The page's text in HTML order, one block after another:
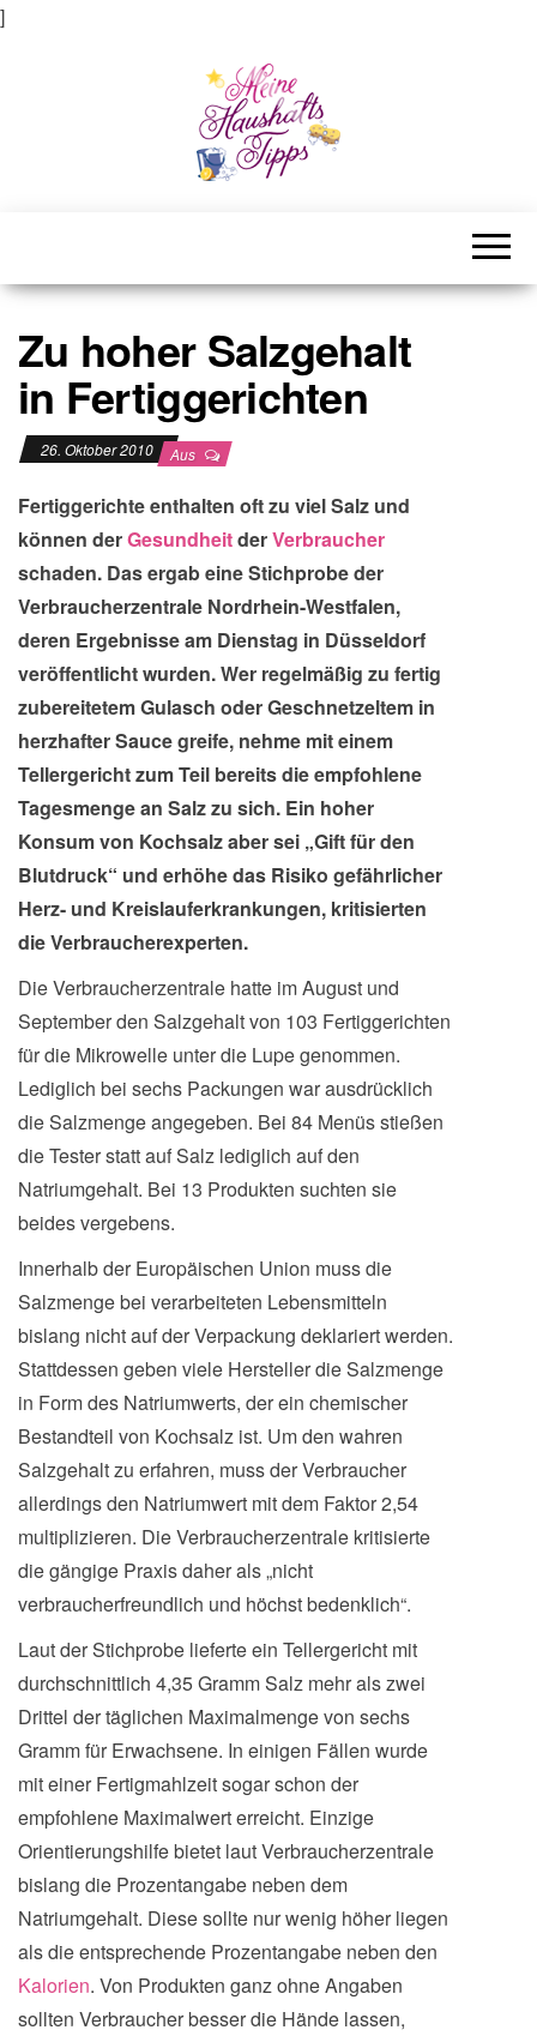
]
Zu hoher Salzgehalt
in Fertiggerichten
26. Oktober 2010 Aus
Fertiggerichte enthalten oft zu viel Salz und
können derGesundheitderVerbraucher
schaden. Das ergab eine Stichprobe der
Verbraucherzentrale Nordrhein-Westfalen,
deren Ergebnisse am Dienstag in Düsseldorf
veröffentlicht wurden. Wer regelmäßig zu fertig
zubereitetem Gulasch oder Geschnetzeltem in
herzhafter Sauce greife, nehme mit einem
Tellergericht zum Teil bereits die empfohlene
Tagesmenge an Salz zu sich. Ein hoher
Konsum von Kochsalz aber sei „Gift für den
Blutdruck“ und erhöhe das Risiko gefährlicher
Herz- und Kreislauferkrankungen, kritisierten
die Verbraucherexperten.
Die Verbraucherzentrale hatte im August und
September den Salzgehalt von 103 Fertiggerichten
für die Mikrowelle unter die Lupe genommen.
Lediglich bei sechs Packungen war ausdrücklich
die Salzmenge angegeben. Bei 84 Menüs stießen
die Tester statt auf Salz lediglich auf den
Natriumgehalt. Bei 13 Produkten suchten sie
beides vergebens.
Innerhalb der Europäischen Union muss die
Salzmenge bei verarbeiteten Lebensmitteln
bislang nicht auf der Verpackung deklariert werden.
Stattdessen geben viele Hersteller die Salzmenge
in Form des Natriumwerts, der ein chemischer
Bestandteil von Kochsalz ist. Um den wahren
Salzgehalt zu erfahren, muss der Verbraucher
allerdings den Natriumwert mit dem Faktor 2,54
multiplizieren. Die Verbraucherzentrale kritisierte
die gängige Praxis daher als „nicht
verbraucherfreundlich und höchst bedenklich“.
Laut der Stichprobe lieferte ein Tellergericht mit
durchschnittlich 4,35 Gramm Salz mehr als zwei
Drittel der täglichen Maximalmenge von sechs
Gramm für Erwachsene. In einigen Fällen wurde
mit einer Fertigmahlzeit sogar schon der
empfohlene Maximalwert erreicht. Einzige
Orientierungshilfe bietet laut Verbraucherzentrale
bislang die Prozentangabe neben dem
Natriumgehalt. Diese sollte nur wenig höher liegen
als die entsprechende Prozentangabe neben den
Kalorien. Von Produkten ganz ohne Angaben
sollten Verbraucher besser die Hände lassen,